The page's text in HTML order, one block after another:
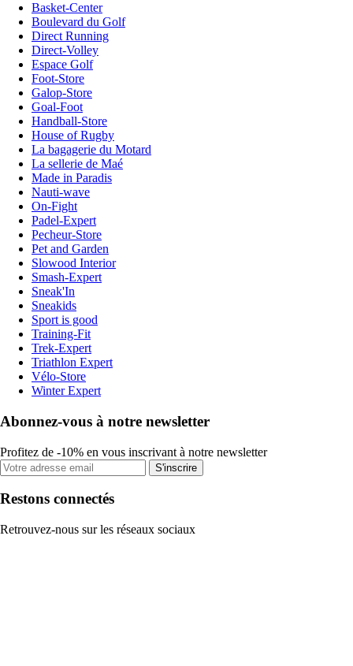
Basket-Center
Boulevard du Golf
Direct Running
Direct-Volley
Espace Golf
Foot-Store
Galop-Store
Goal-Foot
Handball-Store
House of Rugby
La bagagerie du Motard
La sellerie de Maé
Made in Paradis
Nauti-wave
On-Fight
Padel-Expert
Pecheur-Store
Pet and Garden
Slowood Interior
Smash-Expert
Sneak'In
Sneakids
Sport is good
Training-Fit
Trek-Expert
Triathlon Expert
Vélo-Store
Winter Expert
Abonnez-vous à notre newsletter
Profitez de -10% en vous inscrivant à notre newsletter
S'inscrire
Restons connectés
Retrouvez-nous sur les réseaux sociaux